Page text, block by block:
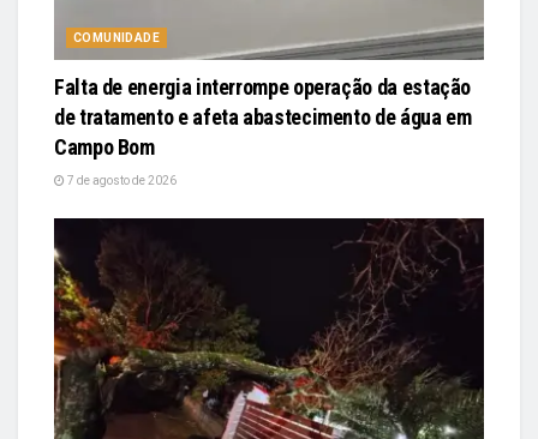
COMUNIDADE
Falta de energia interrompe operação da estação
de tratamento e afeta abastecimento de água em
Campo Bom
7 de agosto de 2026